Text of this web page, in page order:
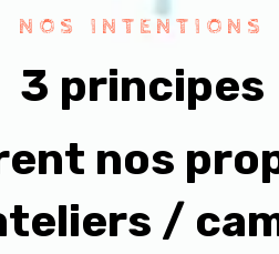
NOS INTENTIONS
3 principes
nos
/